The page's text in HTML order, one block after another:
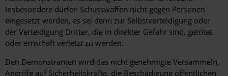
Insbesondere dürfen Schusswaffen nicht gegen Personen
eingesetzt werden, es sei denn zur Selbstverteidigung oder
der Verteidigung Dritter, die in direkter Gefahr sind, getötet
oder ernsthaft verletzt zu werden.
Den Demonstranten wird das nicht genehmigte Versammeln,
Angriffe auf Sicherheitskräfte, die Beschädigung öffentlichen